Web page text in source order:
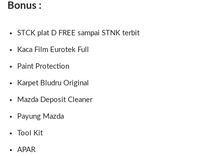
Bonus :
STCK plat D FREE sampai STNK terbit
Kaca Film Eurotek Full
Paint Protection
Karpet Bludru Original
Mazda Deposit Cleaner
Payung Mazda
Tool Kit
APAR